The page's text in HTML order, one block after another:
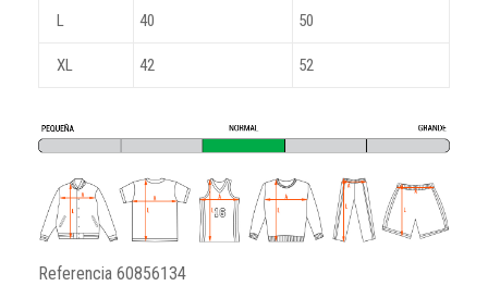
L 40 50
XL 42 52
Referencia 60856134